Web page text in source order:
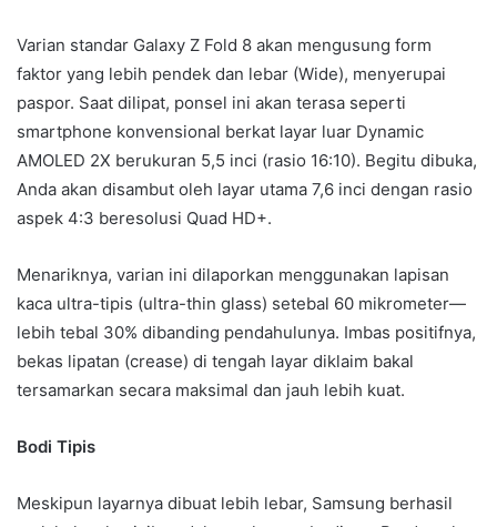
Varian standar Galaxy Z Fold 8 akan mengusung form
faktor yang lebih pendek dan lebar (Wide), menyerupai
paspor. Saat dilipat, ponsel ini akan terasa seperti
smartphone konvensional berkat layar luar Dynamic
AMOLED 2X berukuran 5,5 inci (rasio 16:10). Begitu dibuka,
Anda akan disambut oleh layar utama 7,6 inci dengan rasio
aspek 4:3 beresolusi Quad HD+.
Menariknya, varian ini dilaporkan menggunakan lapisan
kaca ultra-tipis (ultra-thin glass) setebal 60 mikrometer—
lebih tebal 30% dibanding pendahulunya. Imbas positifnya,
bekas lipatan (crease) di tengah layar diklaim bakal
tersamarkan secara maksimal dan jauh lebih kuat.
Bodi Tipis
Meskipun layarnya dibuat lebih lebar, Samsung berhasil